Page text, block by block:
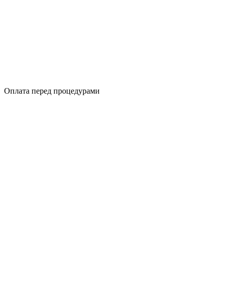
Оплата перед процедурами